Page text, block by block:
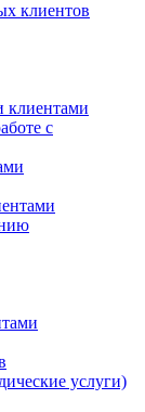
клиентов
клиентами
с
услуги)